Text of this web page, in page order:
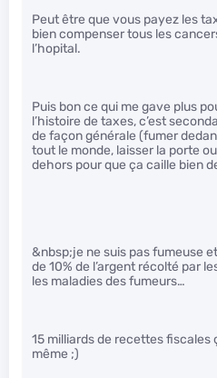
Peut être que vous payez les
bien compenser tous les
l’hopital.
Puis bon ce qui me gave plus
l’histoire de taxes, c’est
de façon générale (fumer
tout le monde, laisser la porte
dehors pour que ça caille bien
&nbsp;je ne suis pas fumeuse
de 10% de l’argent récolté par
les maladies des fumeurs…
15 milliards de recettes fiscales
même ;)